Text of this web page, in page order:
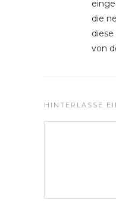
die
von
HINTERLASSE